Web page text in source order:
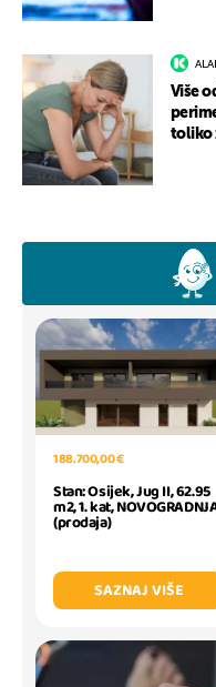
Više
toliko
188.700,00 €
Stan: Osijek, Jug II, 62.95
m2, 1. kat,
(prodaja)
SAZNAJ VIŠE